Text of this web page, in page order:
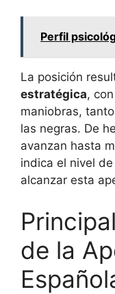
Perfil
La posición
estratégica,
maniobras,
las negras. De
avanzan hasta
indica el nivel
alcanzar esta
de la